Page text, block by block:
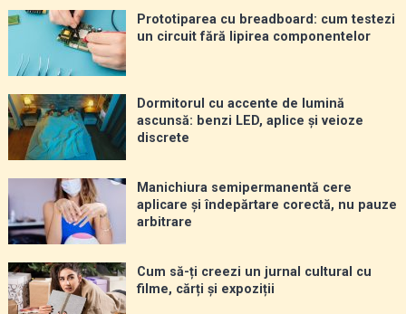
Prototiparea cu breadboard: cum testezi
un circuit fără lipirea componentelor
Dormitorul cu accente de lumină
ascunsă: benzi LED, aplice și veioze
discrete
Manichiura semipermanentă cere
aplicare și îndepărtare corectă, nu pauze
arbitrare
Cum să-ți creezi un jurnal cultural cu
filme, cărți și expoziții